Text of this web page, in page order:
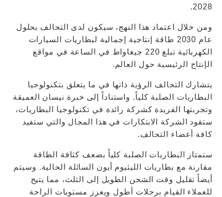
2028.
ومن خلال اعتماد هذا النهج، سيكون لدى التحالف بحلول
عام 2030 طاقة إنتاجية إجمالية لبطاريات السيارات
الكهربائية تبلغ 220 جيغاواط في الساعة في مواقع
الإنتاج الرئيسية حول العالم.
يتشارك التحالف الرؤية ذاتها في ما يتعلق بتكنولوجيا
البطاريات الصلبة كلياً. واستناداً إلى خبرة نيسان العميقة
وتجربتها الفريدة كشركة رائدة في تكنولوجيا البطاريات،
ستقود الشركة الابتكارات في هذا المجال والتي ستفيد
كافة أعضاء التحالف.
ستمتاز البطاريات الصلبة كلياً بضعف كثافة الطاقة
مقارنة مع بطاريات الليثيوم أيون السائلة الحالية. وسيتم
أيضاً تقليل وقت الشحن الطويل إلى الثلث، مما يتيح
للعملاء القيام برحلات أطول ويعزز مستويات الراحة